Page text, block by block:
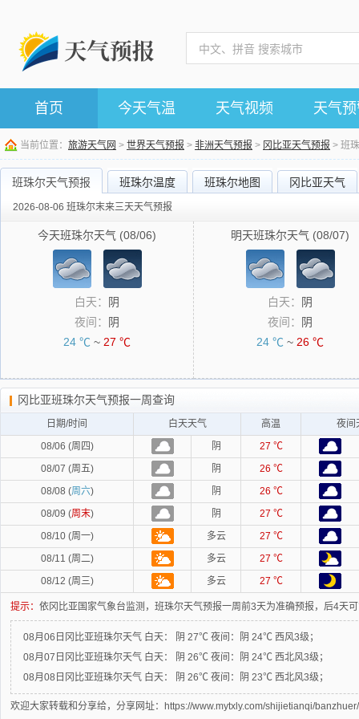
首页 今天气温 天气视频 天气
当前位置： 旅游天气网 > 世界天气预报 > 非洲天气预报 > 冈比亚天气预报 > 班
班珠尔天气预报 班珠尔温度 班珠尔地图 冈比亚天气
2026-08-06 班珠尔末来三天天气预报
今天班珠尔天气 (08/06)
白天：
阴
夜间：
阴
24 ℃ ~ 27 ℃
明天班珠尔天气 (08/07)
白天：
阴
夜间：
阴
24 ℃ ~ 26 ℃
冈比亚班珠尔天气预报一周查询
日期/时间 白天天气 高温
夜间
08/06 (周四)
阴
27 ℃
08/07 (周五)
阴
26 ℃
08/08 (周六) 阴
26 ℃
08/09 (周末) 阴
27 ℃
08/10 (周一)
多云
27 ℃
08/11 (周二)
多云
27 ℃
08/12 (周三)
多云 27 ℃
提示： 依冈比亚国家气象台监测，班珠尔天气预报一周前3天为准确预报，后4天
08月06日冈比亚班珠尔天气 白天： 阴 27℃ 夜间：
阴 24℃ 西风3级；
08月07日冈比亚班珠尔天气 白天： 阴 26℃ 夜间：
阴 24℃ 西北风3级；
08月08日冈比亚班珠尔天气 白天： 阴 26℃ 夜间： 阴 23℃ 西北风3级；
欢迎大家转载和分享给，分享网址：https://www.mytxly.com/shijietianqi/banzhuer/